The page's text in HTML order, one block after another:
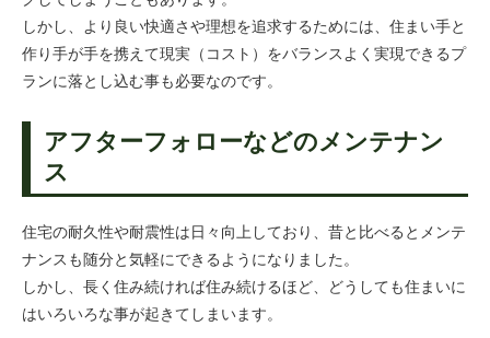
しかし、より良い快適さや理想を追求するためには、住まい手と
作り手が手を携えて現実（コスト）をバランスよく実現できるプ
ランに落とし込む事も必要なのです。
アフターフォローなどのメンテナン
ス
住宅の耐久性や耐震性は日々向上しており、昔と比べるとメンテ
ナンスも随分と気軽にできるようになりました。
しかし、長く住み続ければ住み続けるほど、どうしても住まいに
はいろいろな事が起きてしまいます。